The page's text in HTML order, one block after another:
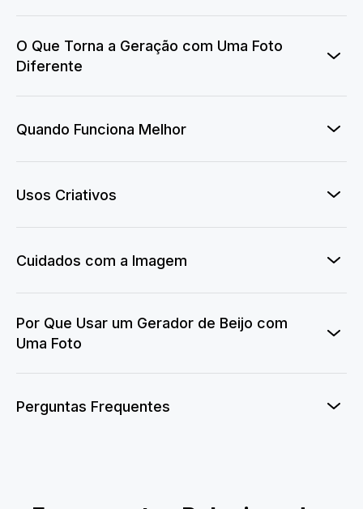
O Que Torna a Geração com Uma Foto
Diferente
Quando Funciona Melhor
Usos Criativos
Cuidados com a Imagem
Por Que Usar um Gerador de Beijo com
Uma Foto
Perguntas Frequentes